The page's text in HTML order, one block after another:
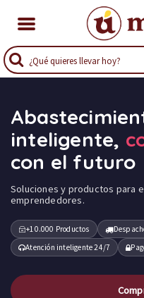
inteligente,
con el futuro
Soluciones y productos para
emprendedores.
+10.000 Productos
Atención inteligente 24/7